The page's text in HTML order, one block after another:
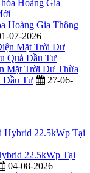
Hoàng Gia Thông
07-2026
Mặt Trời Dư Thừa
Đầu Tư
27-06-
22.5kWp Tại
04-08-2026